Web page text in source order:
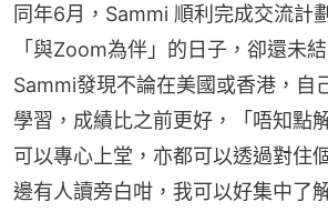
同年6月，Sammi 順利完成交流計
「與Zoom為伴」的日子，卻還未
Sammi發現不論在美國或香港，自
學習，成績比之前更好，「唔知點
可以專心上堂，亦都可以透過對住
邊有人讀旁白咁，我可以好集中了